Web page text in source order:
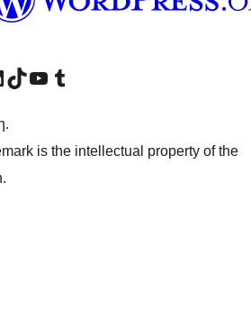
στο Facebookμας Instagram
τον λογαριασμό μας LinkedIn
Visit our TikTok account
Visit our YouTube channel
Visit our Tumblr account
is the intellectual property of the